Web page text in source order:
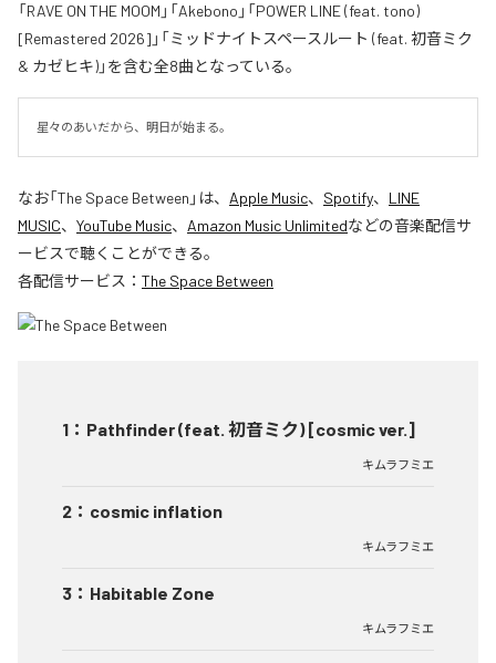
「RAVE ON THE MOOM」「Akebono」「POWER LINE (feat. tono)
[Remastered 2026]」「ミッドナイトスペースルート (feat. 初音ミク
& カゼヒキ)」を含む全8曲となっている。
星々のあいだから、明日が始まる。
なお「The Space Between 」は、 Apple Music、 Spotify、 LINE
MUSIC、 YouTube Music、 Amazon Music Unlimitedなどの音楽配信サ
ービスで聴くことができる。
各配信サービス： The Space Between
1 ： Pathfinder (feat. 初音ミク) [cosmic ver.]
キムラフミエ
2 ： cosmic inflation
キムラフミエ
3 ： Habitable Zone
キムラフミエ